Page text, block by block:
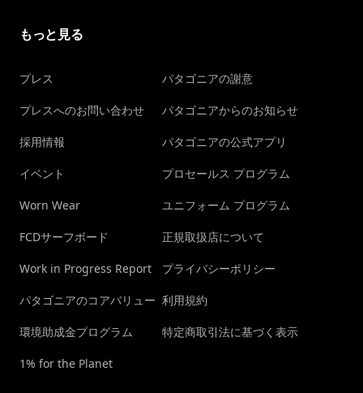
もっと見る
プレス
プレスへのお問い合わせ
採用情報
イベント
Worn Wear
FCDサーフボード
Work in Progress Report
パタゴニアのコアバリュー
環境助成金プログラム
1% for the Planet
パタゴニアの謝意
パタゴニアからのお知らせ
パタゴニアの公式アプリ
プロセールス プログラム
ユニフォーム プログラム
正規取扱店について
プライバシーポリシー
利用規約
特定商取引法に基づく表示